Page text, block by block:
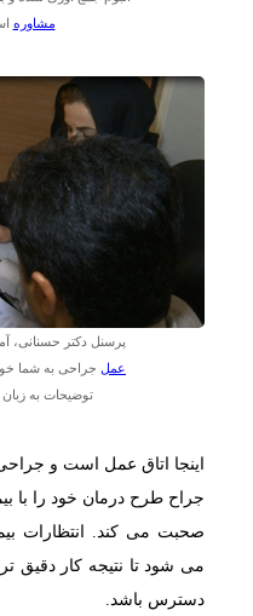
مشاوره
پرسنل دکتر حسنانی،
عمل جراحی به شما
توضیحات به
اینجا اتاق عمل است و
جراح طرح درمان خود را با
صحبت می کند. انتظارات
می شود تا نتیجه کار دقیق
دسترس باشد.